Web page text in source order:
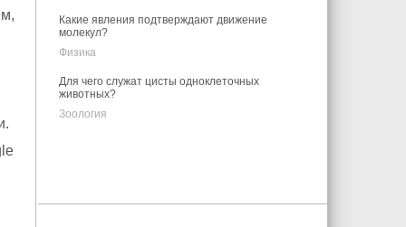
Какие явления подтверждают движение
молекул?
Физика
Для чего служат цисты одноклеточных
животных?
Зоология